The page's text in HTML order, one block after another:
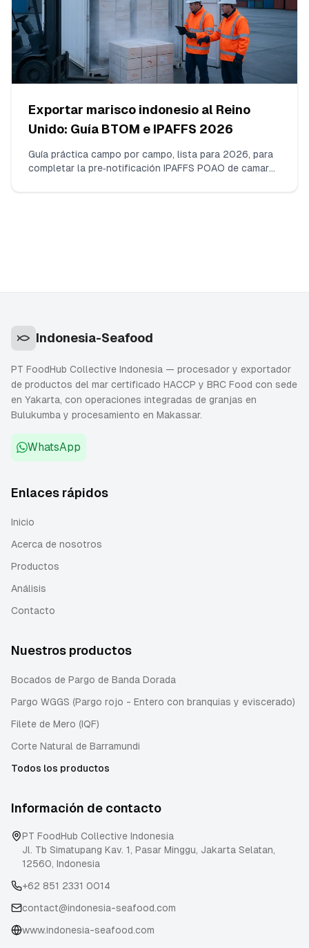
Exportar marisco indonesio al Reino
Unido: Guía BTOM e IPAFFS 2026
Guía práctica campo por campo, lista para 2026, para
completar la pre‑notificación IPAFFS POAO de camarón
Indonesia-Seafood
PT FoodHub Collective Indonesia — procesador y exportador
de productos del mar certificado HACCP y BRC Food con sede
en Yakarta, con operaciones integradas de granjas en
Bulukumba y procesamiento en Makassar.
WhatsApp
Enlaces rápidos
Inicio
Acerca de nosotros
Productos
Análisis
Contacto
Nuestros productos
Bocados de Pargo de Banda Dorada
Pargo WGGS (Pargo rojo - Entero con branquias y eviscerado)
Filete de Mero (IQF)
Corte Natural de Barramundi
Todos los productos
Información de contacto
PT FoodHub Collective Indonesia
Jl. Tb Simatupang Kav. 1, Pasar Minggu, Jakarta Selatan,
12560, Indonesia
+62 851 2331 0014
contact@indonesia-seafood.com
www.indonesia-seafood.com